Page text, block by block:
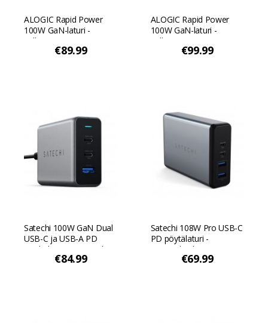
ALOGIC Rapid Power
100W GaN-laturi -
Valkoinen
€89.99
ALOGIC Rapid Power
100W GaN-laturi -
Valkoinen
€99.99
Satechi 100W GaN Dual
USB-C ja USB-A PD
matkalaturi - Avaruuden
€84.99
Satechi 108W Pro USB-C
PD pöytälaturi -
Avaruuden harmaa
€69.99